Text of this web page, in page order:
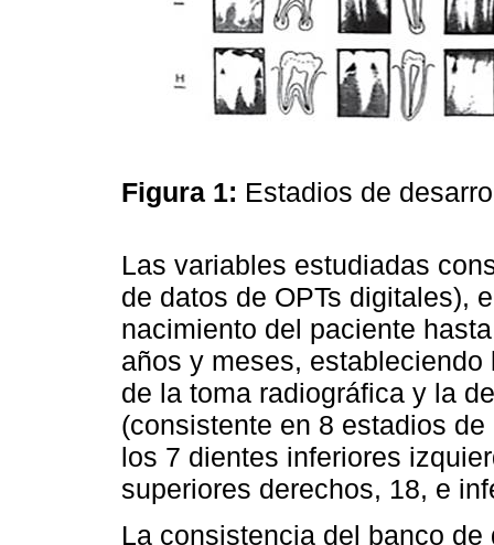
Figura 1: Estadios de
Las variables estudiadas
de datos de OPTs digitales),
nacimiento del paciente
años y meses,
de la toma radiográfica y la
(consistente en 8 estadios
los 7 dientes inferiores
superiores derechos, 18, e
La consistencia del banco